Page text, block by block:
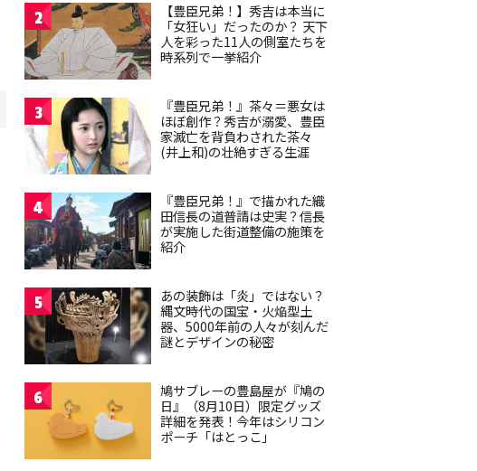
2
【豊臣兄弟！】秀吉は本当に
「女狂い」だったのか？ 天下
人を彩った11人の側室たちを
時系列で一挙紹介
3
『豊臣兄弟！』茶々＝悪女は
ほぼ創作？秀吉が溺愛、豊臣
家滅亡を背負わされた茶々
(井上和)の壮絶すぎる生涯
4
『豊臣兄弟！』で描かれた織
田信長の道普請は史実？信長
が実施した街道整備の施策を
紹介
5
あの装飾は「炎」ではない？
縄文時代の国宝・火焔型土
器、5000年前の人々が刻んだ
謎とデザインの秘密
6
鳩サブレーの豊島屋が『鳩の
日』（8月10日）限定グッズ
詳細を発表！今年はシリコン
ポーチ「はとっこ」